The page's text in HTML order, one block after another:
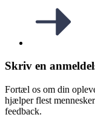
Skriv en
Fortæl os om din
hjælper flest
feedback.